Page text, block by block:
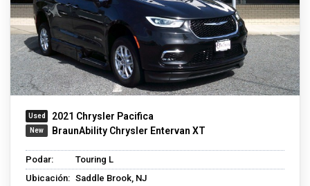
2021 Chrysler Pacifica
BraunAbility Chrysler Entervan XT
Podar:
Touring L
Ubicación: Saddle Brook, NJ